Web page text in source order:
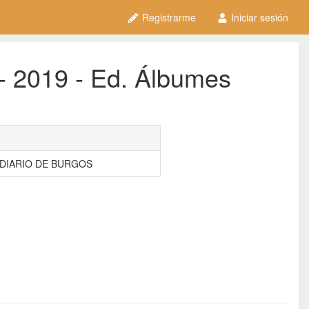
Registrarme Iniciar sesión
2019 - Ed. Álbumes
DE BURGOS